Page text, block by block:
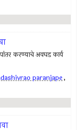
करण्याचे अवघड कार्य
paranjape,